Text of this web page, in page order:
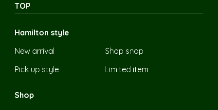
TOP
Hamilton style
New arrival
Shop snap
Pick up style
Limited item
Shop